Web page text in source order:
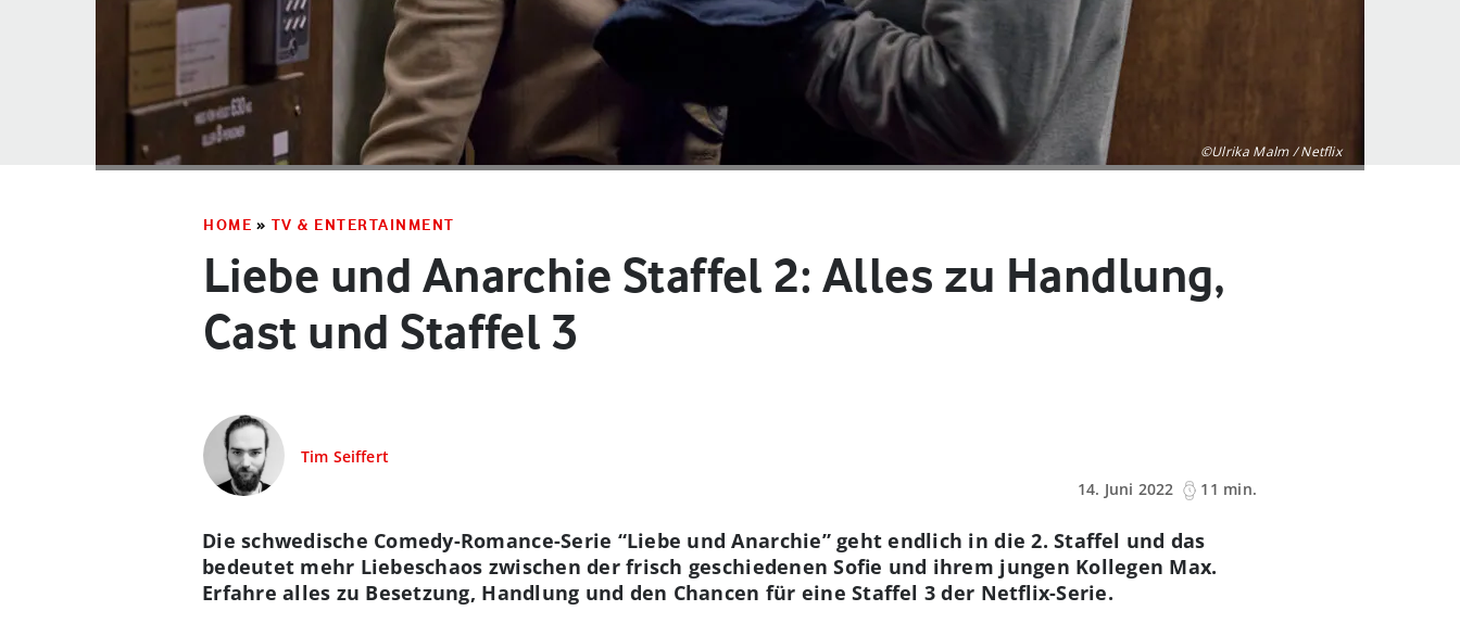
©Ulrika Malm / Netflix
HOME » TV & ENTERTAINMENT
Liebe und Anarchie Staffel 2: Alles zu Handlung,
Cast und Staffel 3
Tim Seiffert
14. Juni 2022
11 min.
Die schwedische Comedy-Romance-Serie “Liebe und Anarchie” geht endlich in die 2. Staffel und das
bedeutet mehr Liebeschaos zwischen der frisch geschiedenen Sofie und ihrem jungen Kollegen Max.
Erfahre alles zu Besetzung, Handlung und den Chancen für eine Staffel 3 der Netflix-Serie.